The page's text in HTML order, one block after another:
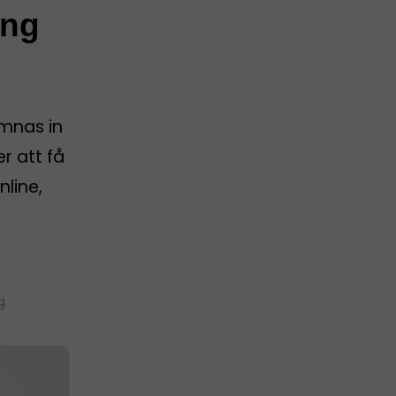
in
att få